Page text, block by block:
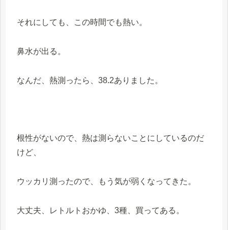
それにしても、この時間でも熱い。
鼻水が出る。
なんだ、熱測ったら、38.2ありました。
根性がないので、熱は測らないことにしているのだ
けど、
ウッカリ測ったので、もう気が弱くなってきた。
大丈夫、レトルトおかゆ、3種、買ってある。